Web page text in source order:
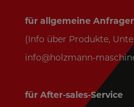
für allgemeine
(Info über Produkte,
info@holzmann-
für After-sales-Service